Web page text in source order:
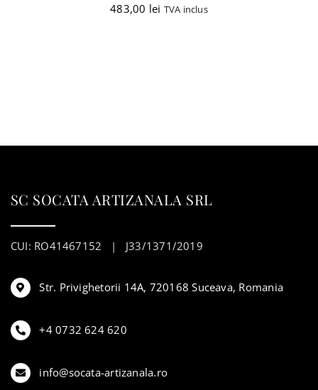
483,00 lei TVA inclus
SC SOCATA ARTIZANALA SRL
CUI: RO41467152 | J33/1371/2019
Str. Privighetorii 14A, 720168 Suceava, Romania
+4 0732 624 620
info@socata-artizanala.ro